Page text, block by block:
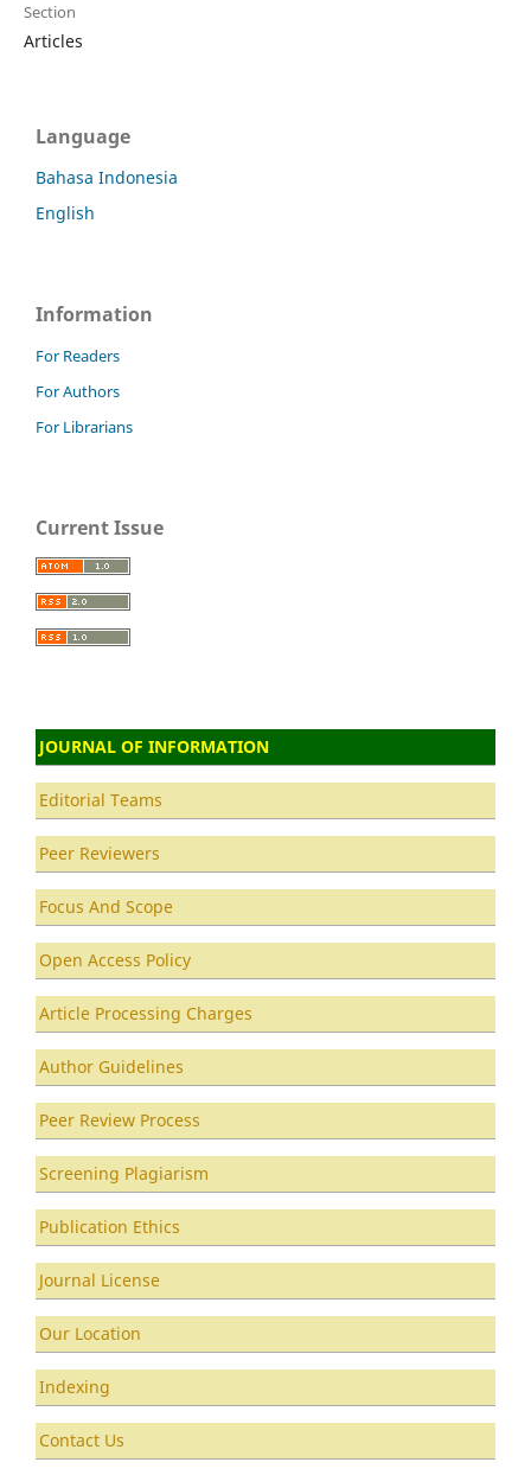
Section
Articles
Language
Bahasa Indonesia
English
Information
For Readers
For Authors
For Librarians
Current Issue
JOURNAL OF INFORMATION
Editorial Teams
Peer Reviewers
Focus And Scope
Open Access Policy
Article Processing Charges
Author Guidelines
Peer Review Process
Screening Plagiarism
Publication Ethics
Journal License
Our Location
Indexing
Contact Us